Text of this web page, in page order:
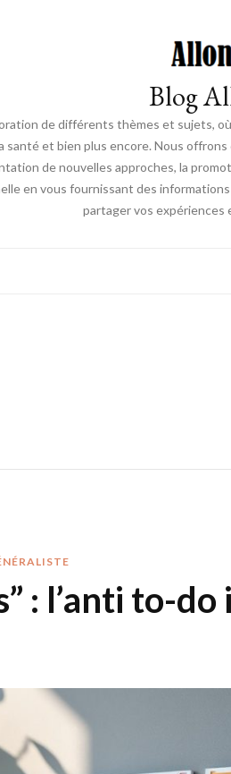
Blog
de différents thèmes et sujets,
et bien plus encore. Nous
de nouvelles approches, la
en vous fournissant des
partager vos expériences
: l’anti to-